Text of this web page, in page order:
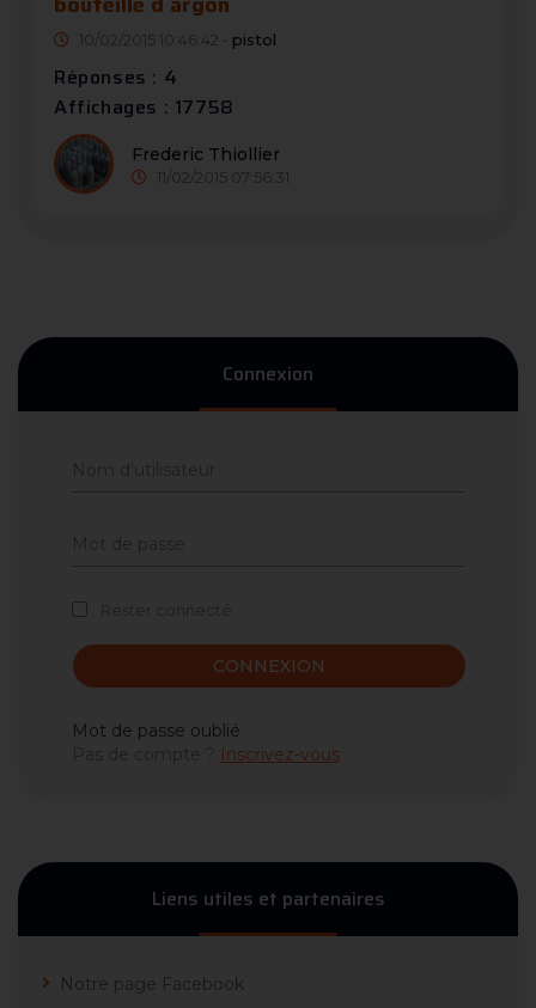
10/02/2015 10:46:42 - pistol
Réponses : 4
Affichages : 17758
Frederic Thiollier
11/02/2015 07:56:31
Connexion
CONNEXION
Mot de passe oublié
Inscrivez-vous
Liens utiles et partenaires
Notre page Facebook